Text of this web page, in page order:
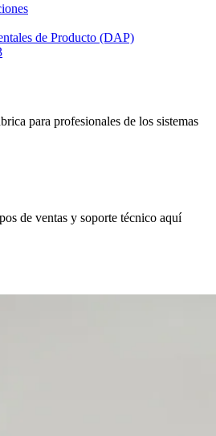
de Producto (DAP)
para profesionales de los sistemas
de ventas y soporte técnico aquí